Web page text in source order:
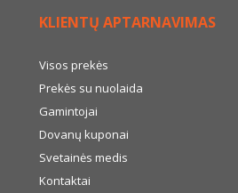
KLIENTŲ APTARNAVIMAS
Visos prekės
Prekės su nuolaida
Gamintojai
Dovanų kuponai
Svetainės medis
Kontaktai